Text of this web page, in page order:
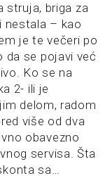
struja, briga za
nestala – kao
je te večeri po
da se pojavi već
Ko se na
2- ili je
delom, radom
više od dva
obavezno
servisa. Šta
sa…